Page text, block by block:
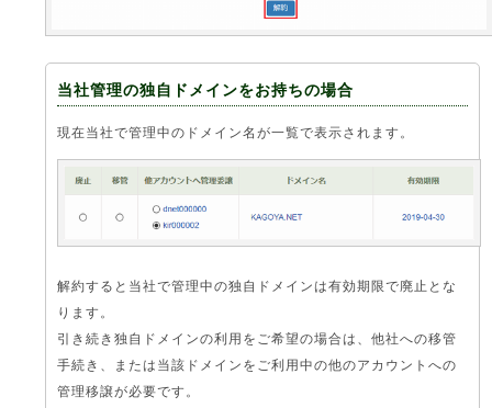
当社管理の独自ドメインをお持ちの場合
現在当社で管理中のドメイン名が一覧で表示されます。
解約すると当社で管理中の独自ドメインは有効期限で廃止とな
ります。
引き続き独自ドメインの利用をご希望の場合は、他社への移管
手続き、または当該ドメインをご利用中の他のアカウントへの
管理移譲が必要です。